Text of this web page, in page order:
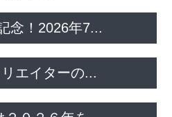
念！2026年7...
エイターの...